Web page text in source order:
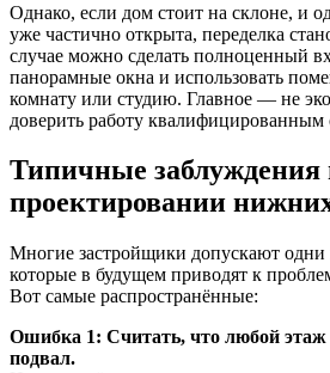
Однако, если дом стоит на склоне, и
уже частично открыта, переделка
случае можно сделать полноценный
панорамные окна и использовать
комнату или студию. Главное — не
доверить работу квалифицированным
Типичные
проектировании
Многие застройщики допускают
которые в будущем приводят к
Вот самые распространённые:
Ошибка 1: Считать, что любой
подвал.